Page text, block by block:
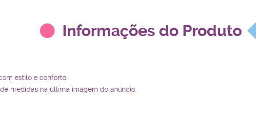
Informações do Produto
estilo e conforto.
medidas na última imagem do anúncio.